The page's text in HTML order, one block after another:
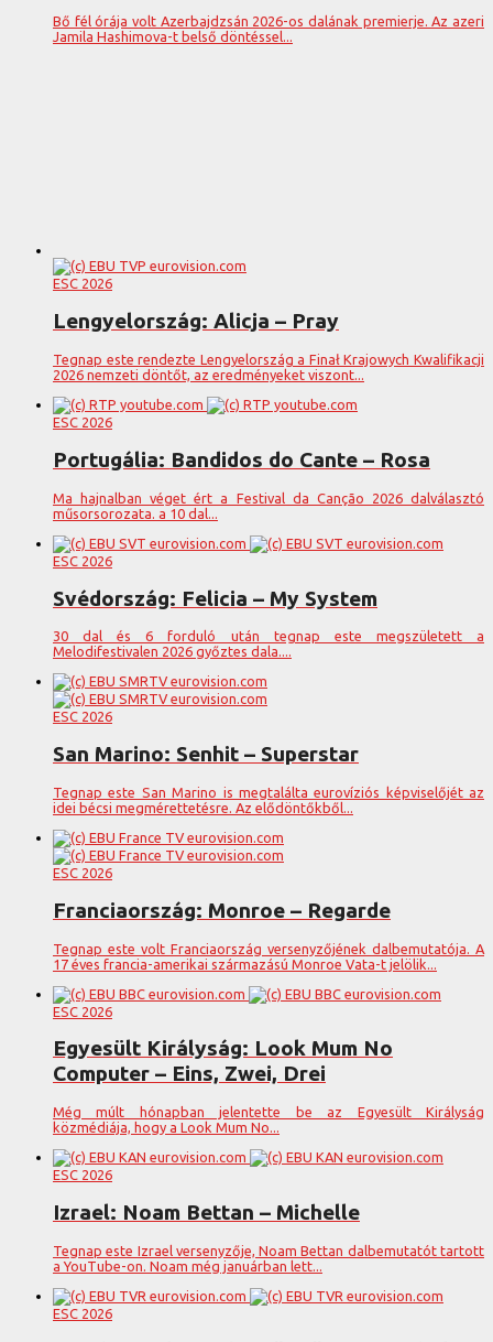
Bő fél órája volt Azerbajdzsán 2026-os dalának premierje. Az azeri
Jamila Hashimova-t belső döntéssel...
ESC 2026
Lengyelország: Alicja – Pray
Tegnap este rendezte Lengyelország a Finał Krajowych Kwalifikacji
2026 nemzeti döntőt, az eredményeket viszont...
ESC 2026
Portugália: Bandidos do Cante – Rosa
Ma hajnalban véget ért a Festival da Canção 2026 dalválasztó
műsorsorozata. a 10 dal...
ESC 2026
Svédország: Felicia – My System
30 dal és 6 forduló után tegnap este megszületett a
Melodifestivalen 2026 győztes dala....
ESC 2026
San Marino: Senhit – Superstar
Tegnap este San Marino is megtalálta eurovíziós képviselőjét az
idei bécsi megmérettetésre. Az elődöntőkből...
ESC 2026
Franciaország: Monroe – Regarde
Tegnap este volt Franciaország versenyzőjének dalbemutatója. A
17 éves francia-amerikai származású Monroe Vata-t jelölik...
ESC 2026
Egyesült Királyság: Look Mum No
Computer – Eins, Zwei, Drei
Még múlt hónapban jelentette be az Egyesült Királyság
közmédiája, hogy a Look Mum No...
ESC 2026
Izrael: Noam Bettan – Michelle
Tegnap este Izrael versenyzője, Noam Bettan dalbemutatót tartott
a YouTube-on. Noam még januárban lett...
ESC 2026